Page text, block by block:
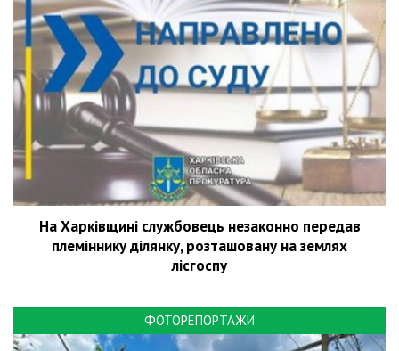
На Харківщині службовець незаконно передав
племіннику ділянку, розташовану на землях
лісгоспу
ФОТОРЕПОРТАЖИ